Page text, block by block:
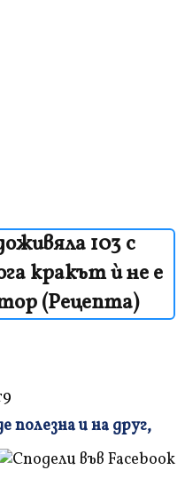
103 с
кракът ѝ не е
(Рецепта)
и на друг,